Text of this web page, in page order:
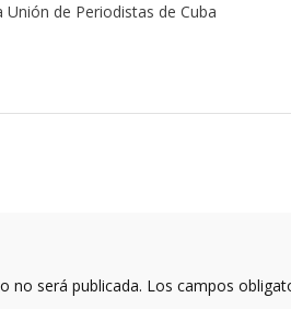
Unión de Periodistas de Cuba
no será publicada. Los campos